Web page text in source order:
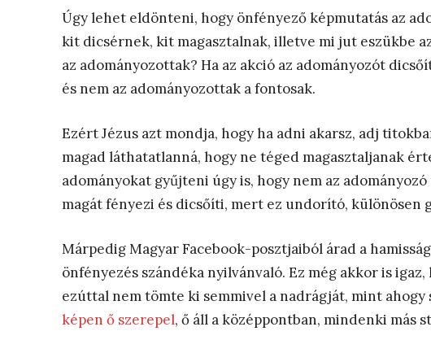
Úgy lehet eldönteni, hogy önfényező képmutatás az
kit dicsérnek, kit magasztalnak, illetve mi jut eszükbe
az adományozottak? Ha az akció az adományozót
és nem az adományozottak a fontosak.
Ezért Jézus azt mondja, hogy ha adni akarsz, adj
magad láthatatlanná, hogy ne téged magasztaljanak
adományokat gyűjteni úgy is, hogy nem az
magát fényezi és dicsőíti, mert ez undorító, különösen
Márpedig Magyar Facebook-posztjaiból árad a
önfényezés szándéka nyilvánvaló. Ez még akkor is
ezúttal nem tömte ki semmivel a nadrágját, mint ahogy
képen ő szerepel, ő áll a középpontban, mindenki más